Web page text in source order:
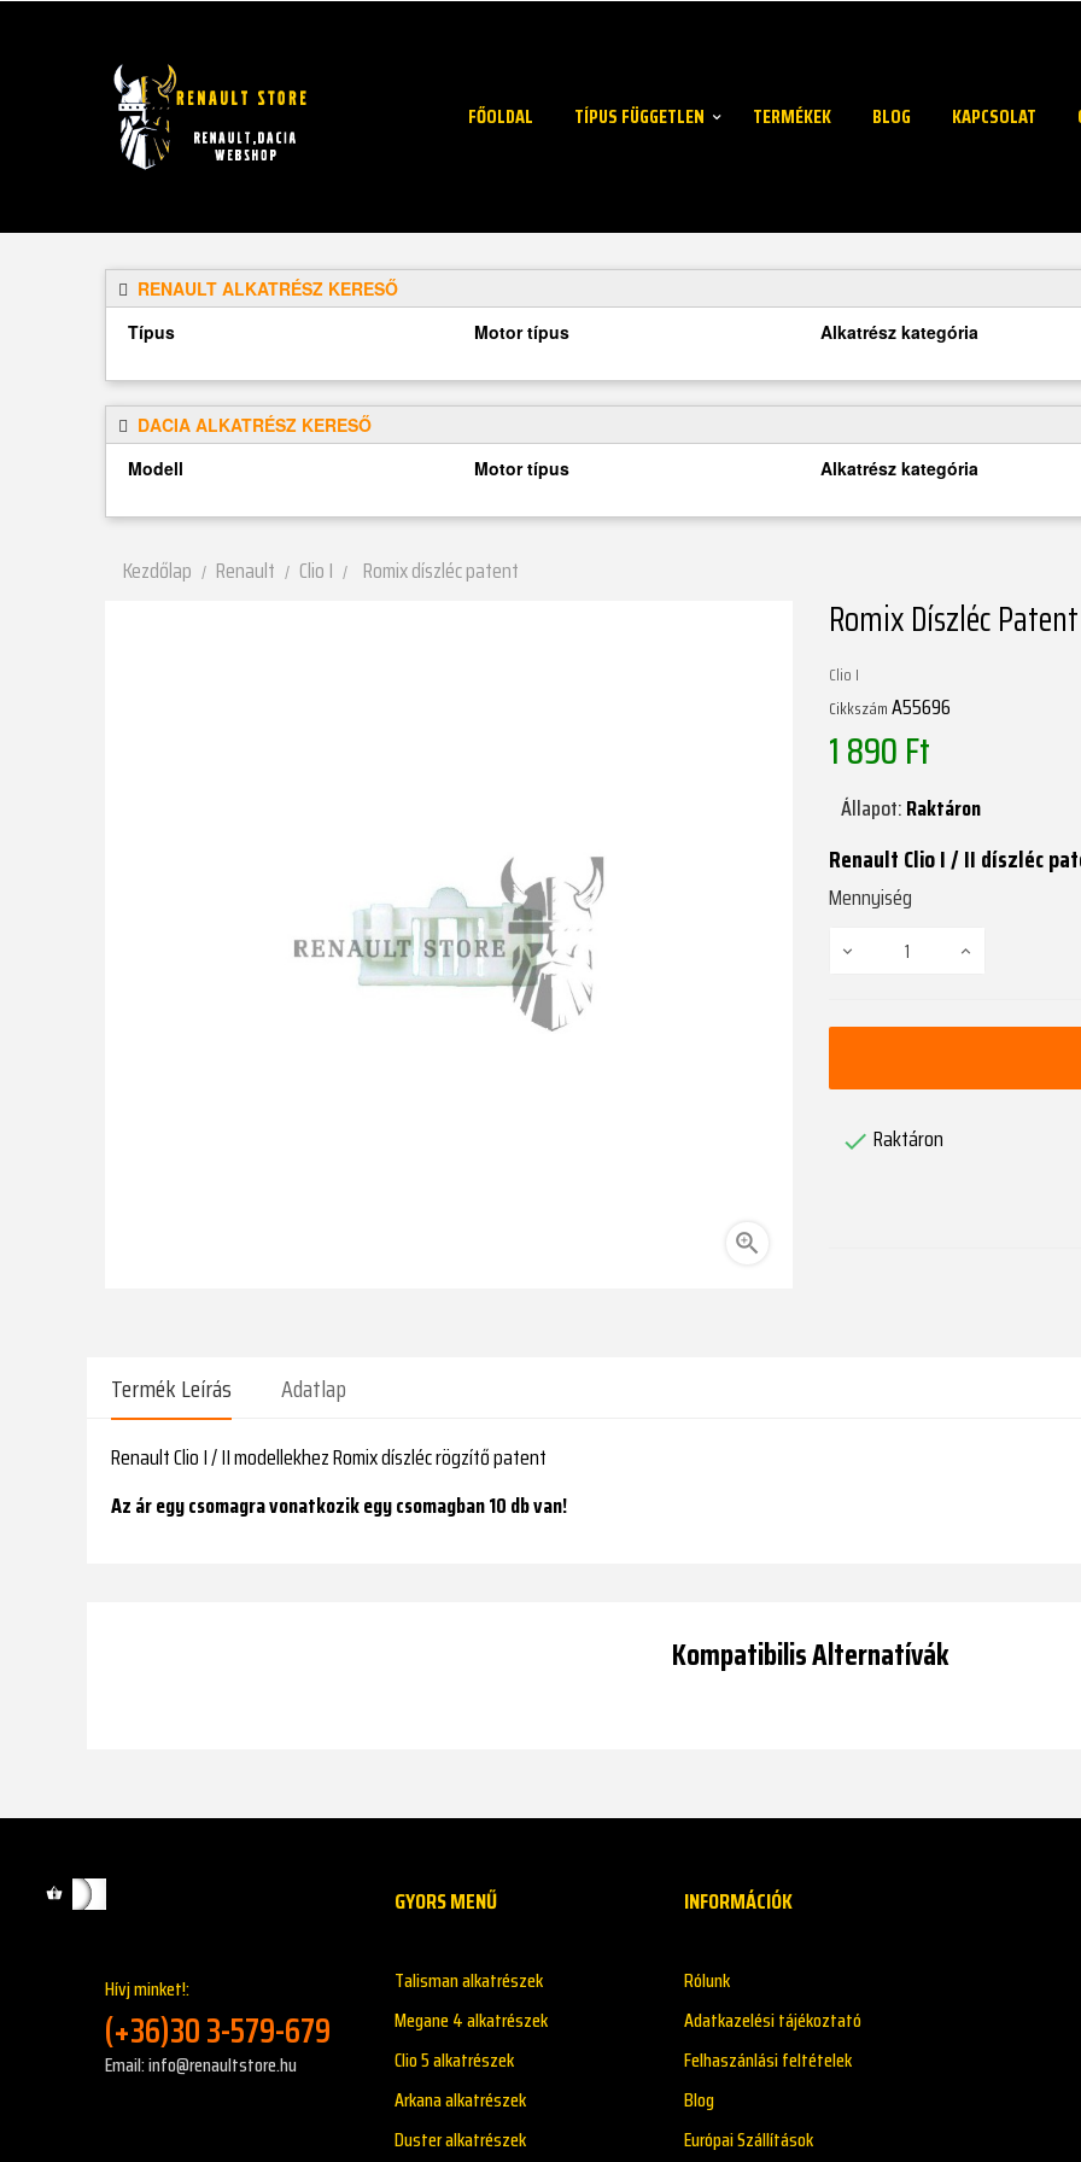
FŐOLDAL TÍPUS FÜGGETLEN TERMÉKEK BLOG KAPCSOLAT
RENAULT ALKATRÉSZ KERESŐ
Típus
Motor típus Alkatrész kategória
DACIA ALKATRÉSZ KERESŐ
Modell
Motor típus Alkatrész kategória
Kezdőlap Renault Clio I Romix díszléc patent

Romix Díszléc Patent
Clio I
CikkszámA55696
1 890 Ft
Állapot:Raktáron
Renault Clio I / II díszléc
Mennyiség
 Raktáron
Termék Leírás Adatlap
Renault Clio I / II modellekhez Romix díszléc rögzítő patent
Az ár egy csomagra vonatkozik egy csomagban 10 db van!
Kompatibilis Alternatívák
Hívj minket!:
(+36)30 3-579-679
Email: info@renaultstore.hu
GYORS MENŰ
Talisman alkatrészek
Megane 4 alkatrészek
Clio 5 alkatrészek
Arkana alkatrészek
Duster alkatrészek
INFORMÁCIÓK
Rólunk
Adatkazelési tájékoztató
Felhaszánlási feltételek
Blog
Európai Szállítások